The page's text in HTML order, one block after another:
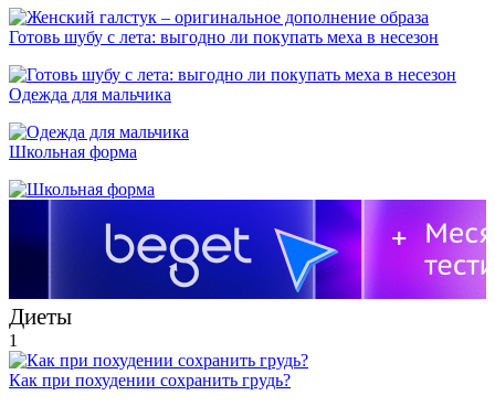
Готовь шубу с лета: выгодно ли покупать меха в несезон
Одежда для мальчика
Школьная форма
Диеты
1
Как при похудении сохранить грудь?